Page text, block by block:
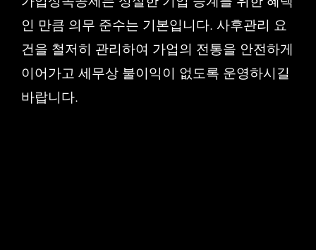
인 만큼 의무 준수는 기본입니다. 사후관리 요
건을 철저히 관리하여 가업의 전통을 안전하게
이어가고 세무상 불이익이 없도록 운영하시길
바랍니다.